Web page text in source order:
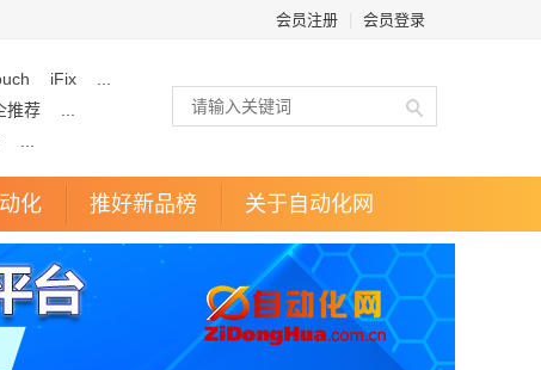
会员注册 会员登录
iFix
推荐
化 推好新品榜 关于自动化网